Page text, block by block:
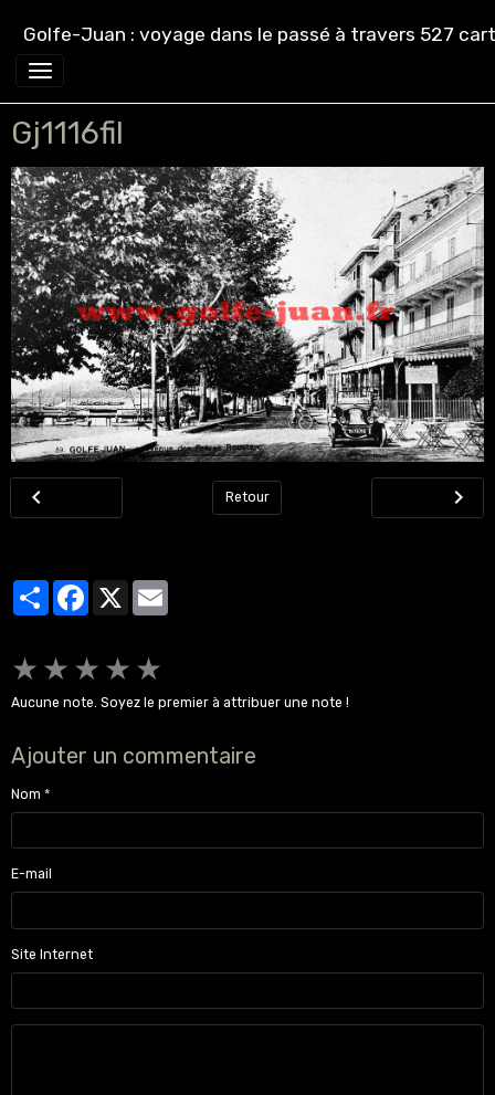
Golfe-Juan : voyage dans le passé à travers 527
Gj1116fil
Retour
PartagerFacebook
X
★ ★ ★ ★ ★
Aucune note. Soyez le premier à attribuer une note !
Ajouter un commentaire
Nom
E-mail
Site Internet